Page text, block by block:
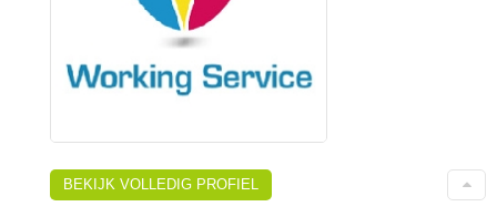
BEKIJK VOLLEDIG PROFIEL